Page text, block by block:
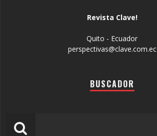
Revista Clave!
Quito - Ecuador
perspectivas@clave.com.ec
BUSCADOR